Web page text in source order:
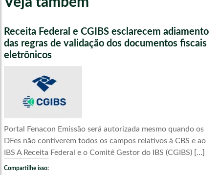
Receita Federal e CGIBS esclarecem adiamento
das regras de validação dos documentos fiscais
eletrônicos
Portal Fenacon Emissão será autorizada mesmo quando os
DFes não contiverem todos os campos relativos à CBS e ao
IBS A Receita Federal e o Comitê Gestor do IBS (CGIBS) […]
Compartilhe isso: